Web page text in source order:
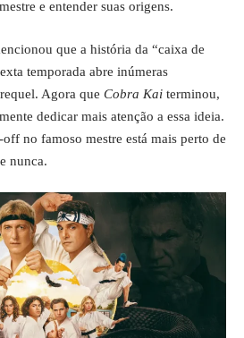
e entender suas origens.
que a história da “caixa de
temporada abre inúmeras
Agora que Cobra Kai terminou,
dedicar mais atenção a essa ideia.
no famoso mestre está mais perto de
nunca.